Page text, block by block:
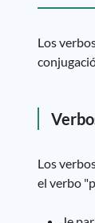
Los
Los
el verbo